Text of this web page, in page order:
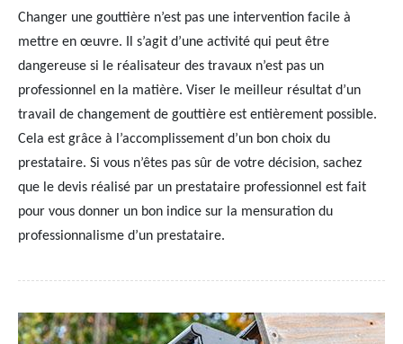
Changer une gouttière n’est pas une intervention facile à
mettre en œuvre. Il s’agit d’une activité qui peut être
dangereuse si le réalisateur des travaux n’est pas un
professionnel en la matière. Viser le meilleur résultat d’un
travail de changement de gouttière est entièrement possible.
Cela est grâce à l’accomplissement d’un bon choix du
prestataire. Si vous n’êtes pas sûr de votre décision, sachez
que le devis réalisé par un prestataire professionnel est fait
pour vous donner un bon indice sur la mensuration du
professionnalisme d’un prestataire.